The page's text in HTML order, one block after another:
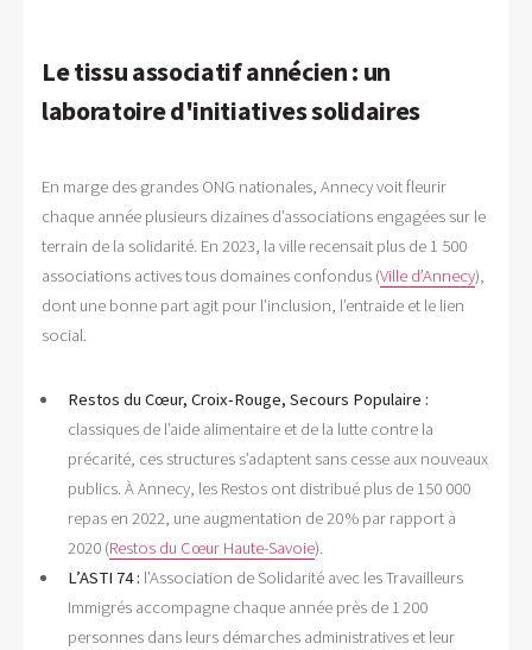
Le tissu associatif annécien : un
laboratoire d'initiatives solidaires
En marge des grandes ONG nationales, Annecy voit fleurir
chaque année plusieurs dizaines d’associations engagées sur le
terrain de la solidarité. En 2023, la ville recensait plus de 1 500
associations actives tous domaines confondus (Ville d’Annecy),
dont une bonne part agit pour l’inclusion, l’entraide et le lien
social.
Restos du Cœur, Croix-Rouge, Secours Populaire :
classiques de l’aide alimentaire et de la lutte contre la
précarité, ces structures s’adaptent sans cesse aux nouveaux
publics. À Annecy, les Restos ont distribué plus de 150 000
repas en 2022, une augmentation de 20 % par rapport à
2020 (Restos du Cœur Haute-Savoie).
L’ASTI 74 : l’Association de Solidarité avec les Travailleurs
Immigrés accompagne chaque année près de 1 200
personnes dans leurs démarches administratives et leur